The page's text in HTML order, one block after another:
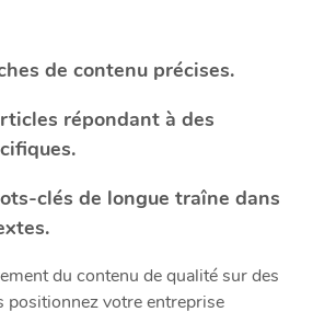
de contenu précises.
répondant à des
clés de longue traîne dans
du contenu de qualité sur des
positionnez votre entreprise